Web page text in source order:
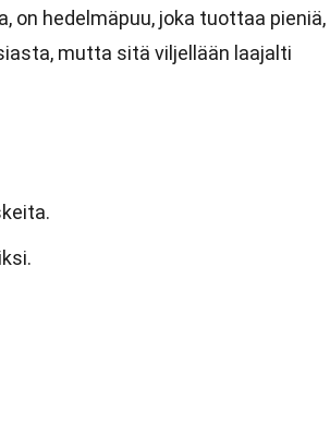
on hedelmäpuu, joka tuottaa pieniä,
mutta sitä viljellään laajalti